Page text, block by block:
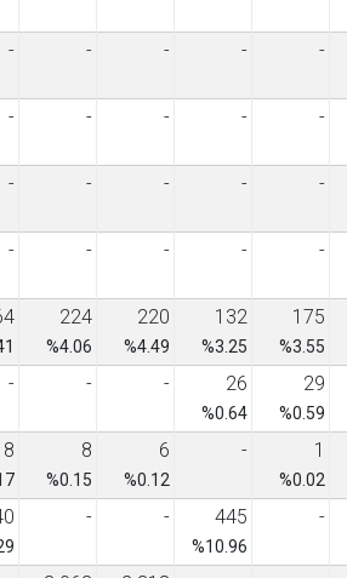
- - - - -
- - - - -
- - - - -
- - - - -
224
%4.06
220
%4.49
132
%3.25
175
%3.55
- - - 26
%0.64
29
%0.59
8 8
%0.15
6
%0.12
- 1
%0.02
- - 445
%10.96
-